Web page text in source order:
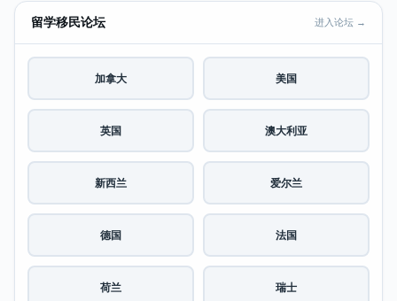
留学移民论坛 进入论坛 →
加拿大 美国
英国 澳大利亚
新西兰 爱尔兰
德国 法国
荷兰 瑞士